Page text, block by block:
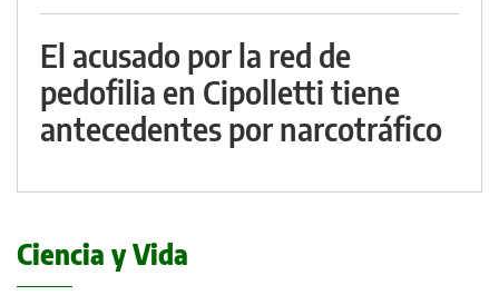
El acusado por la red de
pedofilia en Cipolletti tiene
antecedentes por narcotráfico
Ciencia y Vida